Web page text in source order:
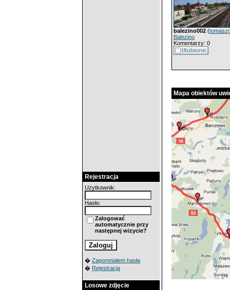
Rejestracja
Użytkownik:
Hasło:
Zalogować
automatycznie przy
następnej wizycie?
� Zapomniałem hasła
� Rejestracja
Losowe zdjęcie
balezino002 (
Balezino
Komentarzy: 0
Mapa obiektów